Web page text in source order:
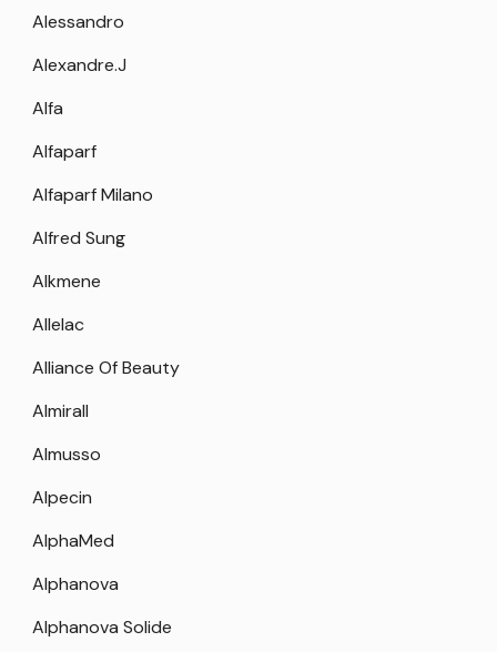
Alessandro
Alexandre.J
Alfa
Alfaparf
Alfaparf Milano
Alfred Sung
Alkmene
Allelac
Alliance Of Beauty
Almirall
Almusso
Alpecin
AlphaMed
Alphanova
Alphanova Solide